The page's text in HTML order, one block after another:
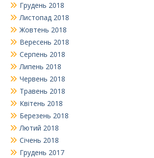
Грудень 2018
Листопад 2018
Жовтень 2018
Вересень 2018
Серпень 2018
Липень 2018
Червень 2018
Травень 2018
Квітень 2018
Березень 2018
Лютий 2018
Січень 2018
Грудень 2017